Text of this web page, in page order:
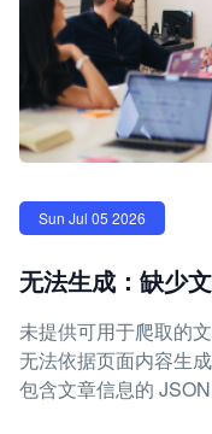
Sun Jul 05 2026
无法生成：缺少
未提供可用于爬取的
无法依据页面内容生
包含文章信息的